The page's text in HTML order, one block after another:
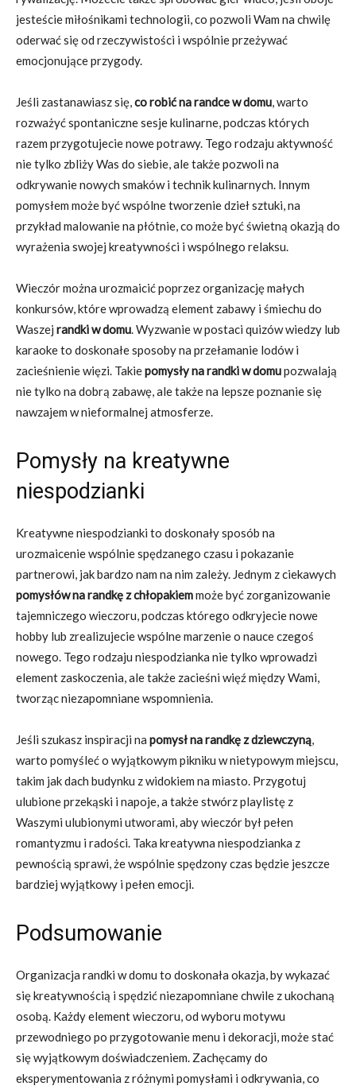
jesteście miłośnikami technologii, co pozwoli Wam na chwilę
oderwać się od rzeczywistości i wspólnie przeżywać
emocjonujące przygody.
Jeśli zastanawiasz się,co robić na randce w domu, warto
rozważyć spontaniczne sesje kulinarne, podczas których
razem przygotujecie nowe potrawy. Tego rodzaju aktywność
nie tylko zbliży Was do siebie, ale także pozwoli na
odkrywanie nowych smaków i technik kulinarnych. Innym
pomysłem może być wspólne tworzenie dzieł sztuki, na
przykład malowanie na płótnie, co może być świetną okazją do
wyrażenia swojej kreatywności i wspólnego relaksu.
Wieczór można urozmaicić poprzez organizację małych
konkursów, które wprowadzą element zabawy i śmiechu do
Waszej randki w domu. Wyzwanie w postaci quizów wiedzy lub
karaoke to doskonałe sposoby na przełamanie lodów i
zacieśnienie więzi. Takiepomysły na randki w domupozwalają
nie tylko na dobrą zabawę, ale także na lepsze poznanie się
nawzajem w nieformalnej atmosferze.
Pomysły na kreatywne
niespodzianki
Kreatywne niespodzianki to doskonały sposób na
urozmaicenie wspólnie spędzanego czasu i pokazanie
partnerowi, jak bardzo nam na nim zależy. Jednym z ciekawych
pomysłów na randkę z chłopakiemmoże być zorganizowanie
tajemniczego wieczoru, podczas którego odkryjecie nowe
hobby lub zrealizujecie wspólne marzenie o nauce czegoś
nowego. Tego rodzaju niespodzianka nie tylko wprowadzi
element zaskoczenia, ale także zacieśni więź między Wami,
tworząc niezapomniane wspomnienia.
Jeśli szukasz inspiracji na pomysł na randkę z dziewczyną,
warto pomyśleć o wyjątkowym pikniku w nietypowym miejscu,
takim jak dach budynku z widokiem na miasto. Przygotuj
ulubione przekąski i napoje, a także stwórz playlistę z
Waszymi ulubionymi utworami, aby wieczór był pełen
romantyzmu i radości. Taka kreatywna niespodzianka z
pewnością sprawi, że wspólnie spędzony czas będzie jeszcze
bardziej wyjątkowy i pełen emocji.
Podsumowanie
Organizacja randki w domu to doskonała okazja, by wykazać
się kreatywnością i spędzić niezapomniane chwile z ukochaną
osobą. Każdy element wieczoru, od wyboru motywu
przewodniego po przygotowanie menu i dekoracji, może stać
się wyjątkowym doświadczeniem. Zachęcamy do
eksperymentowania z różnymi pomysłami i odkrywania, co